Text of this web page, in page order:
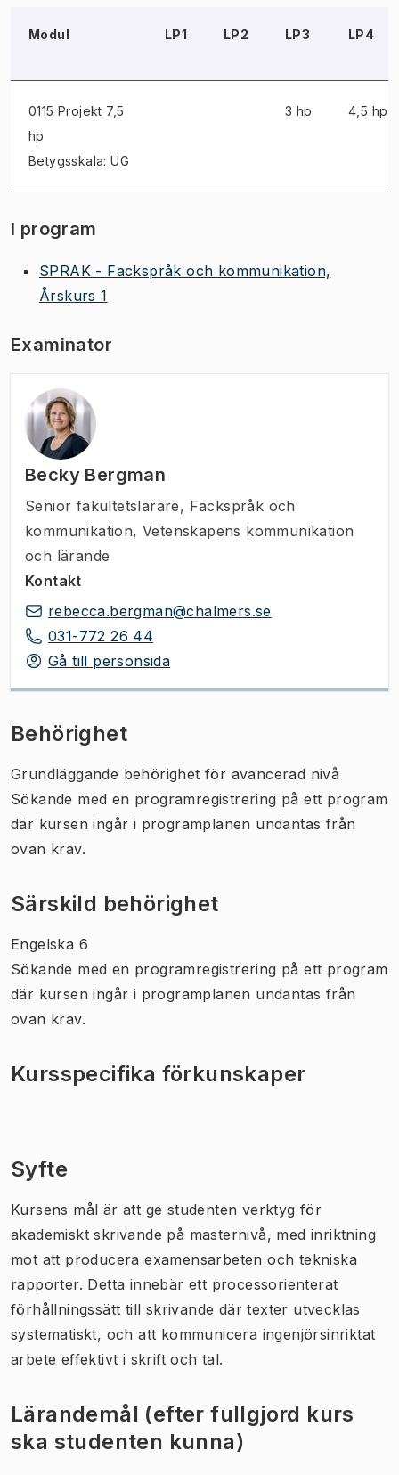
Modul LP1 LP2 LP3 LP4
0115 Projekt 7,5
hp
Betygsskala: UG
3 hp 4,5 hp
I program
SPRAK - Fackspråk och kommunikation,
Årskurs 1
Examinator
Becky Bergman
Senior fakultetslärare, Fackspråk och
kommunikation, Vetenskapens kommunikation
och lärande
Kontakt
rebecca.bergman@chalmers.se
031-772 26 44
Gå till personsida
Behörighet
Grundläggande behörighet för avancerad nivå
Sökande med en programregistrering på ett program
där kursen ingår i programplanen undantas från
ovan krav.
Särskild behörighet
Engelska 6
Sökande med en programregistrering på ett program
där kursen ingår i programplanen undantas från
ovan krav.
Kursspecifika förkunskaper
Syfte
Kursens mål är att ge studenten verktyg för
akademiskt skrivande på masternivå, med inriktning
mot att producera examensarbeten och tekniska
rapporter. Detta innebär ett processorienterat
förhållningssätt till skrivande där texter utvecklas
systematiskt, och att kommunicera ingenjörsinriktat
arbete effektivt i skrift och tal.
Lärandemål (efter fullgjord kurs
ska studenten kunna)